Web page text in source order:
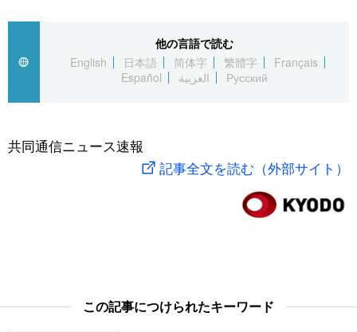
العربية
社会
旅と暮らし
社会
文化
科学・技術
暮らし
お知らせ
他の言語で読む
English
日本語 简体字 繁體字
Français
Español
العربية Русский
共同通信ニュース速報
記事全文を読む（外部サイト）
この記事につけられたキーワード